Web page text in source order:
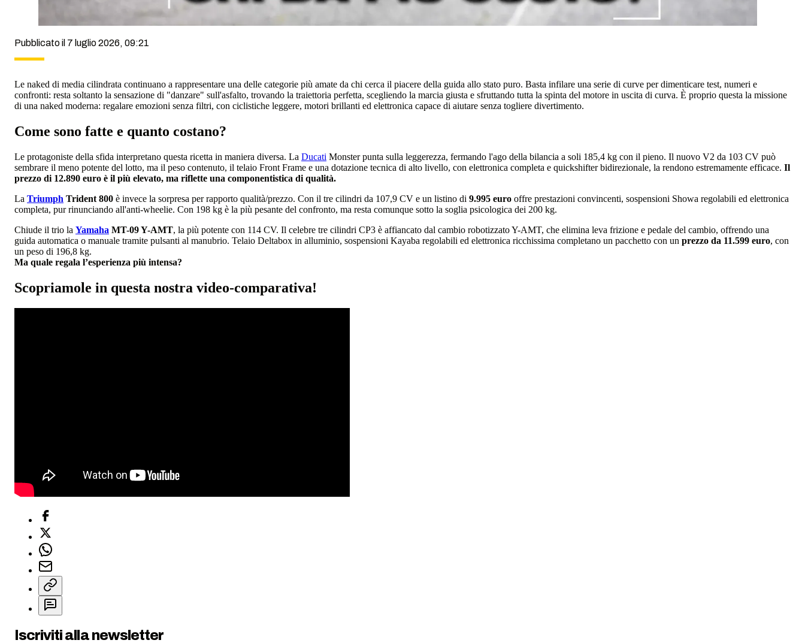
Pubblicato il 7 luglio 2026, 09:21
Le naked di media cilindrata continuano a rappresentare una delle categorie più amate da chi cerca il piacere della guida allo stato puro. Basta infilare una serie di curve per dimenticare test, numeri e
confronti: resta soltanto la sensazione di "danzare" sull'asfalto, trovando la traiettoria perfetta, scegliendo la marcia giusta e sfruttando tutta la spinta del motore in uscita di curva. È proprio questa la missione
di una naked moderna: regalare emozioni senza filtri, con ciclistiche leggere, motori brillanti ed elettronica capace di aiutare senza togliere divertimento.
Come sono fatte e quanto costano?
Le protagoniste della sfida interpretano questa ricetta in maniera diversa. La Ducati Monster punta sulla leggerezza, fermando l'ago della bilancia a soli 185,4 kg con il pieno. Il nuovo V2 da 103 CV può
sembrare il meno potente del lotto, ma il peso contenuto, il telaio Front Frame e una dotazione tecnica di alto livello, con elettronica completa e quickshifter bidirezionale, la rendono estremamente efficace. Il
prezzo di 12.890 euro è il più elevato, ma riflette una componentistica di qualità.
La Triumph Trident 800 è invece la sorpresa per rapporto qualità/prezzo. Con il tre cilindri da 107,9 CV e un listino di 9.995 euro offre prestazioni convincenti, sospensioni Showa regolabili ed elettronica
completa, pur rinunciando all'anti-wheelie. Con 198 kg è la più pesante del confronto, ma resta comunque sotto la soglia psicologica dei 200 kg.
Chiude il trio la Yamaha MT-09 Y-AMT, la più potente con 114 CV. Il celebre tre cilindri CP3 è affiancato dal cambio robotizzato Y-AMT, che elimina leva frizione e pedale del cambio, offrendo una
guida automatica o manuale tramite pulsanti al manubrio. Telaio Deltabox in alluminio, sospensioni Kayaba regolabili ed elettronica ricchissima completano un pacchetto con un prezzo da 11.599 euro, con
un peso di 196,8 kg.
Ma quale regala l’esperienza più intensa?
Scopriamole in questa nostra video-comparativa!
Iscriviti alla newsletter